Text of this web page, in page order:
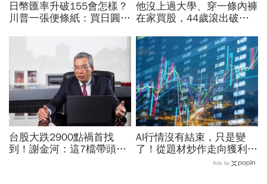
日幣匯率升破155會怎樣？
川普一張便條紙：買日圓
他沒上過大學、穿一條內褲
在家買股，44歲滾出破億
「害你投資虧錢的7大火
坑」
台股大跌2900點禍首找
到！謝金河：這7檔帶頭毀
AI行情沒有結束，只是變
了！從題材炒作走向獲利驗
證，防禦型配置成關鍵
Ads by